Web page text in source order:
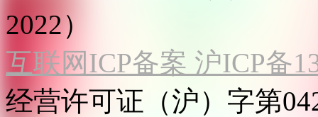
2022）
互联网ICP备案 沪ICP备
经营许可证（沪）字第